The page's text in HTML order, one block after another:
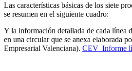
Las características básicas de los siete
se resumen en el siguiente cuadro:
Y la información detallada de cada línea
en una circular que se anexa elaborada
Empresarial Valenciana). CEV_Informe